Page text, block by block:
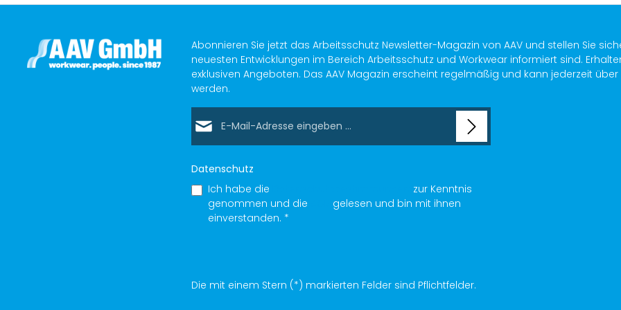
Abonnieren Sie jetzt das Arbeitsschutz Newsletter-Magazin von AAV und stellen Sie
neuesten Entwicklungen im Bereich Arbeitsschutz und Workwear informiert sind.
exklusiven Angeboten. Das AAV Magazin erscheint regelmäßig und kann jederzeit
werden.
Datenschutz
Ich habe die
zur Kenntnis
genommen und die
gelesen und bin mit ihnen
einverstanden. *
Die mit einem Stern (*) markierten Felder sind Pflichtfelder.